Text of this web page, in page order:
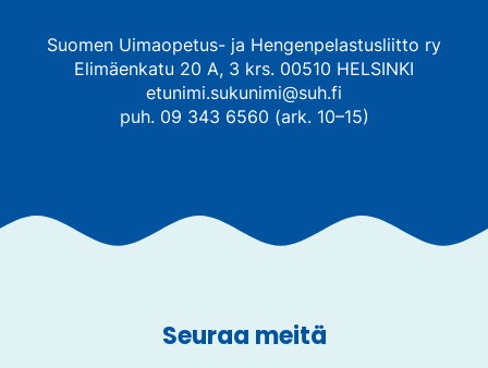
Suomen Uimaopetus- ja Hengenpelastusliitto ry
Elimäenkatu 20 A, 3 krs. 00510 HELSINKI
etunimi.sukunimi@suh.fi
puh. 09 343 6560 (ark. 10–15)
Seuraa meitä